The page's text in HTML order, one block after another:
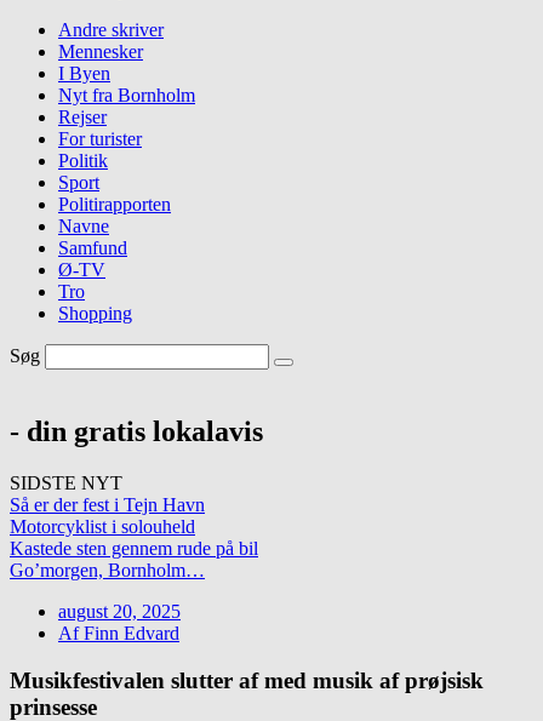
Andre skriver
Mennesker
I Byen
Nyt fra Bornholm
Rejser
For turister
Politik
Sport
Politirapporten
Navne
Samfund
Ø-TV
Tro
Shopping
Søg
- din gratis lokalavis
SIDSTE NYT
Så er der fest i Tejn Havn
Motorcyklist i solouheld
Kastede sten gennem rude på bil
Go’morgen, Bornholm…
august 20, 2025
AfFinn Edvard
Musikfestivalen slutter af med musik af prøjsisk
prinsesse